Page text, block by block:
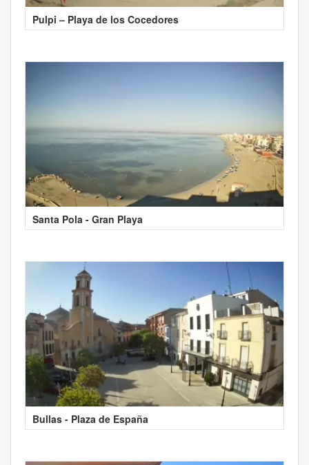
Pulpi – Playa de los Cocedores
Santa Pola - Gran Playa
Bullas - Plaza de España